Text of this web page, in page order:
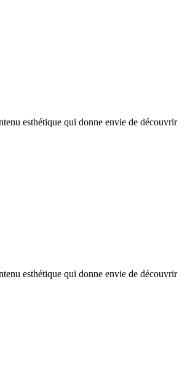
esthétique qui donne envie de découvrir
esthétique qui donne envie de découvrir